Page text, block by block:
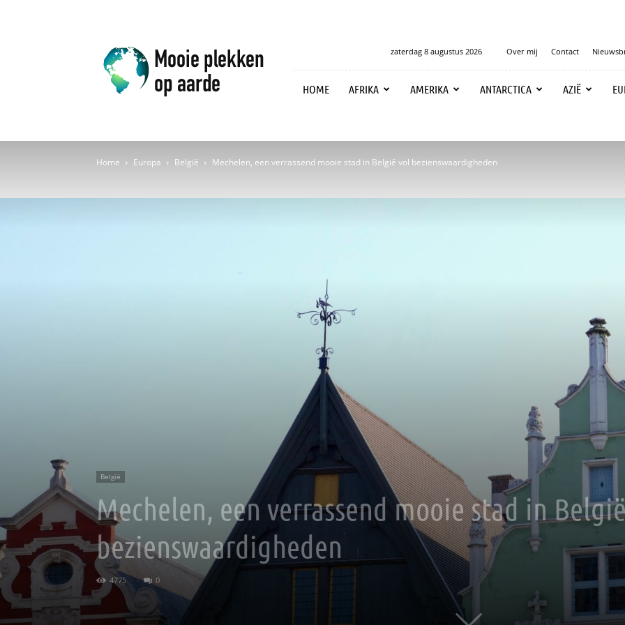
Mooie
plekken
op
aarde
zaterdag 8 augustus 2026 Over mij Contact
HOME AFRIKA AMERIKA ANTARCTICA AZIË
Home Europa België Mechelen, een verrassend mooie stad in België vol bezienswaardigheden
België
Mechelen, een verrassend mooie stad in
bezienswaardigheden
4775 0